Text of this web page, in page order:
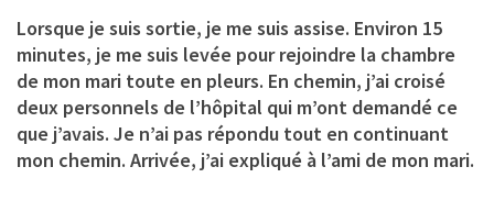
Lorsque je suis sortie, je me suis assise. Environ 15
minutes, je me suis levée pour rejoindre la chambre
de mon mari toute en pleurs. En chemin, j’ai croisé
deux personnels de l’hôpital qui m’ont demandé ce
que j’avais. Je n’ai pas répondu tout en continuant
mon chemin. Arrivée, j’ai expliqué à l’ami de mon mari.